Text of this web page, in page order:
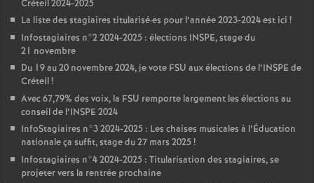
Créteil 2024-2025
La liste des stagiaires titularisé·es pour l’année 2023-2024 est ici !
Infostagiaires n°2 2024-2025 : élections INSPE, stage du
21 novembre
Du 19 au 20 novembre 2024, je vote FSU aux élections de l’INSPE de
Créteil!
Avec 67,79% des voix, la FSU remporte largement les élections au
conseil de l’INSPE 2024
InfoStagiaires n°3 2024-2025 : Les chaises musicales à l’Éducation
nationale ça suffit, stage du 27 mars 2025!
Infostagiaires n°4 2024-2025 : Titularisation des stagiaires, se
projeter vers la rentrée prochaine